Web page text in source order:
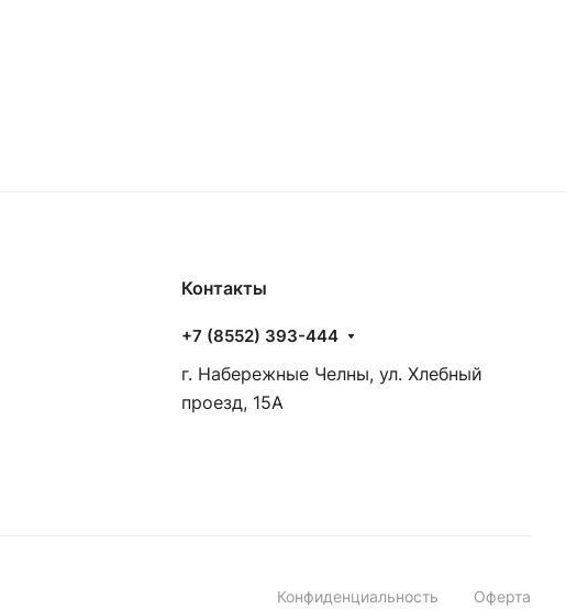
Контакты
+7 (8552) 393-444
г. Набережные Челны, ул. Хлебный
проезд, 15А
Конфиденциальность Оферта